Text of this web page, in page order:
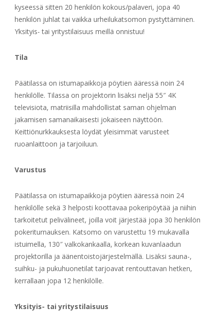
kyseessä sitten 20 henkilön kokous/palaveri, jopa 40
henkilön juhlat tai vaikka urheilukatsomon pystyttäminen.
Yksityis- tai yritystilaisuus meillä onnistuu!
Tila
Päätilassa on istumapaikkoja pöytien ääressä noin 24
henkilölle. Tilassa on projektorin lisäksi neljä 55″ 4K
televisiota, matriisilla mahdollistat saman ohjelman
jakamisen samanaikaisesti jokaiseen näyttöön.
Keittiönurkkauksesta löydät yleisimmät varusteet
ruoanlaittoon ja tarjoiluun.
Varustus
Päätilassa on istumapaikkoja pöytien ääressä noin 24
henkilölle sekä 3 helposti koottavaa pokeripöytää ja niihin
tarkoitetut pelivälineet, joilla voit järjestää jopa 30 henkilön
pokeriturnauksen. Katsomo on varustettu 19 mukavalla
istuimella, 130″ valkokankaalla, korkean kuvanlaadun
projektorilla ja äänentoistojärjestelmällä. Lisäksi sauna-,
suihku- ja pukuhuonetilat tarjoavat rentouttavan hetken,
kerrallaan jopa 12 henkilölle.
Yksityis- tai yritystilaisuus